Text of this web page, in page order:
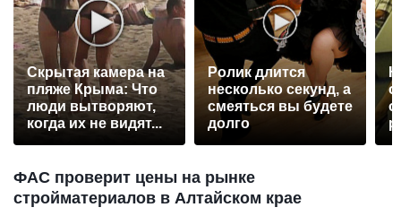
Скрытая камера на
пляже Крыма: Что
люди вытворяют,
когда их не видят...
Ролик длится
несколько секунд, а
смеяться вы будете
долго
ФАС проверит цены на рынке
стройматериалов в Алтайском крае